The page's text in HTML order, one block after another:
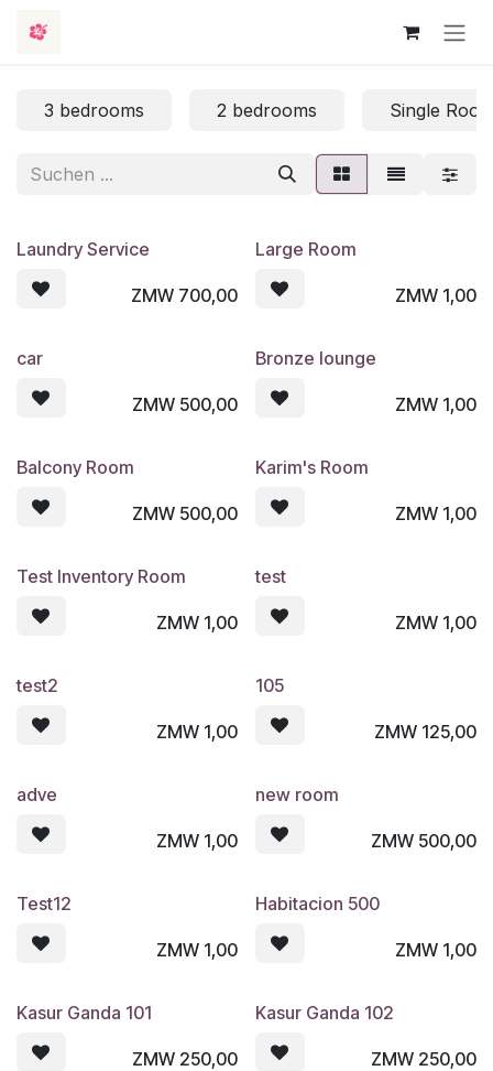
3 bedrooms 2 bedrooms Single
Laundry Service
ZMW 700,00
Large Room
ZMW 1,00
car
ZMW 500,00
Bronze lounge
ZMW 1,00
Balcony Room
ZMW 500,00
Karim's Room
ZMW 1,00
Test Inventory Room
ZMW 1,00
test
ZMW 1,00
test2
ZMW 1,00
105
ZMW 125,00
adve
ZMW 1,00
new room
ZMW 500,00
Test12
ZMW 1,00
Habitacion 500
ZMW 1,00
Kasur Ganda 101
ZMW 250,00
Kasur Ganda 102
ZMW 250,00